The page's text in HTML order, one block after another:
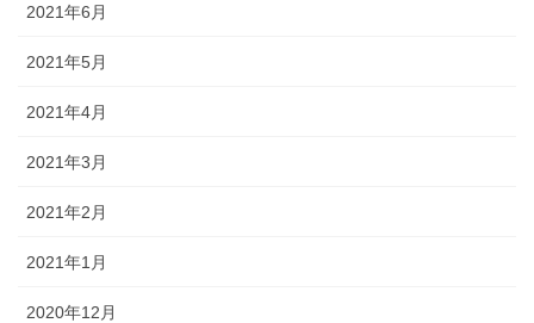
2021年6月
2021年5月
2021年4月
2021年3月
2021年2月
2021年1月
2020年12月